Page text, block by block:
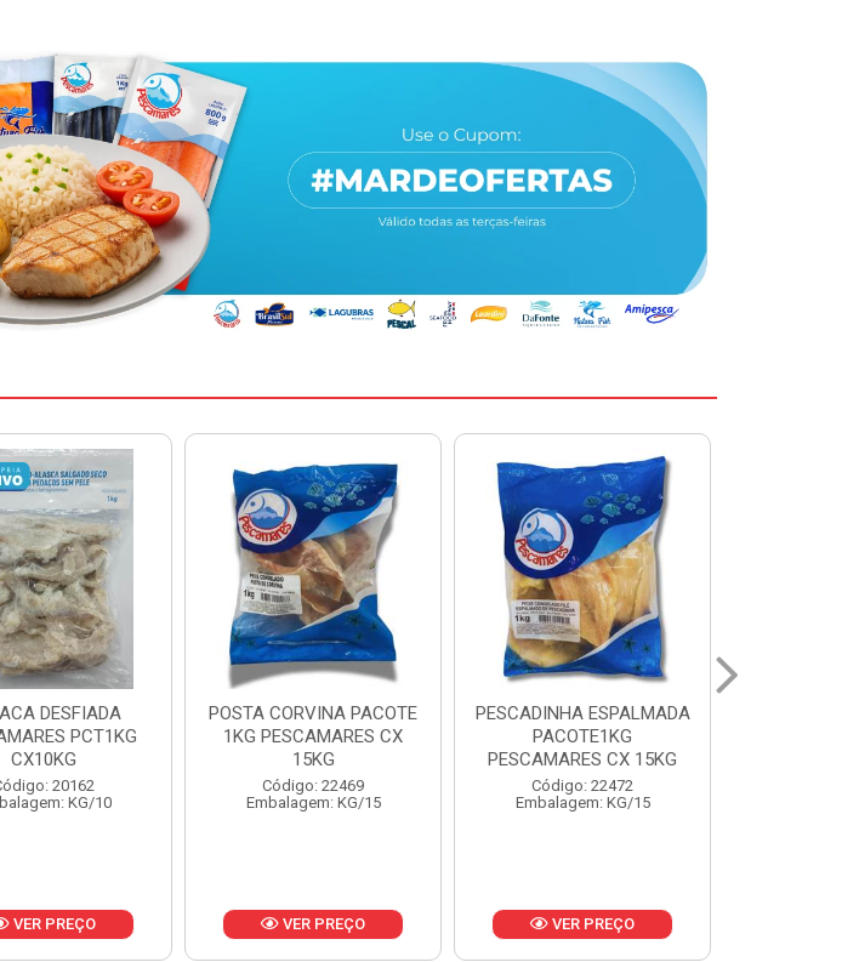
POSTA CORVINA PACOTE
1KG PESCAMARES CX
Código: 22469
Embalagem: KG/15
VER PREÇO
PESCADINHA ESPALMADA
PACOTE1KG
PESCAMARES CX 15KG
Código: 22472
Embalagem: KG/15
VER PREÇO
FILE DE PANGA PREMIUM
PACOTE 1KG CAIXA 10KG
Código: 20021
Embalagem: KG/10
VER PREÇO